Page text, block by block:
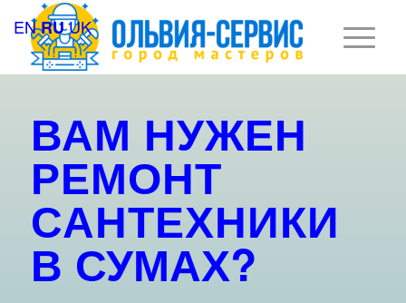
ВАМ НУЖЕН
РЕМОНТ
САНТЕХНИКИ
В СУМАХ?
ENRUUK